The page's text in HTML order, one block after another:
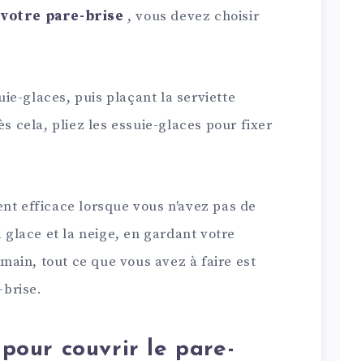
pare-brise , vous devez choisir
glaces, puis plaçant la serviette
cela, pliez les essuie-glaces pour fixer
efficace lorsque vous n'avez pas de
et la neige, en gardant votre
tout ce que vous avez à faire est
couvrir le pare-